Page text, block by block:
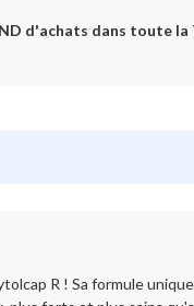
d'achats dans toute la
R ! Sa formule